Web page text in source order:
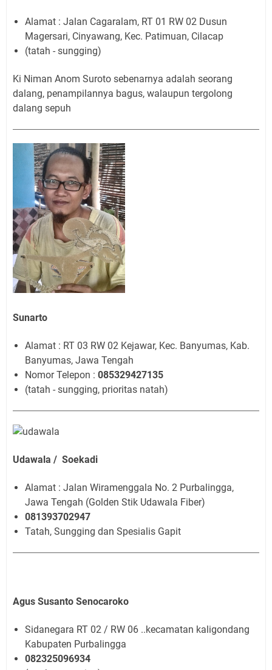
Alamat : Jalan Cagaralam, RT 01 RW 02 Dusun
Magersari, Cinyawang, Kec. Patimuan, Cilacap
(tatah - sungging)
Ki Niman Anom Suroto sebenarnya adalah seorang
dalang, penampilannya bagus, walaupun tergolong
dalang sepuh
Sunarto
Alamat : RT 03 RW 02 Kejawar, Kec. Banyumas, Kab.
Banyumas, Jawa Tengah
Nomor Telepon : 085329427135
(tatah - sungging, prioritas natah)
Udawala / Soekadi
Alamat : Jalan Wiramenggala No. 2 Purbalingga,
Jawa Tengah (Golden Stik Udawala Fiber)
081393702947
Tatah, Sungging dan Spesialis Gapit
Agus Susanto Senocaroko
Sidanegara RT 02 / RW 06 ..kecamatan kaligondang
Kabupaten Purbalingga
082325096934